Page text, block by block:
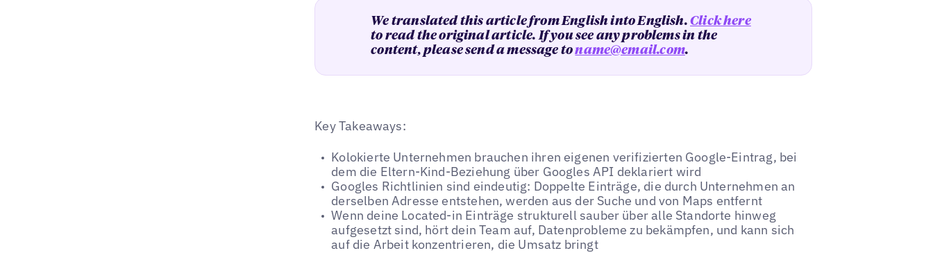
We translated this article from English into English. Click here
to read the original article. If you see any problems in the
content, please send a message toname@email.com.
Key Takeaways:
Kolokierte Unternehmen brauchen ihren eigenen verifizierten Google-Eintrag, bei
dem die Eltern-Kind-Beziehung über Googles API deklariert wird
Googles Richtlinien sind eindeutig: Doppelte Einträge, die durch Unternehmen an
derselben Adresse entstehen, werden aus der Suche und von Maps entfernt
Wenn deine Located-in Einträge strukturell sauber über alle Standorte hinweg
aufgesetzt sind, hört dein Team auf, Datenprobleme zu bekämpfen, und kann sich
auf die Arbeit konzentrieren, die Umsatz bringt